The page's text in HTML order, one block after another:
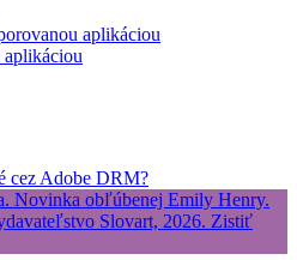
aplikáciou
aplikáciou
cez Adobe DRM?